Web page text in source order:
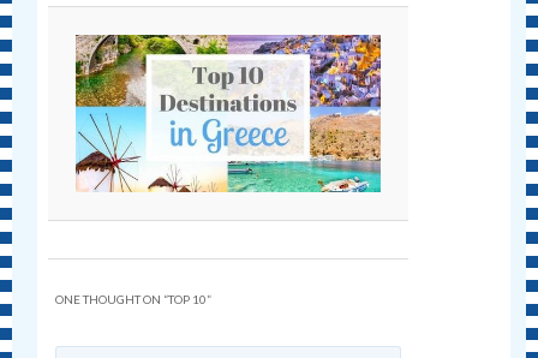
ONE THOUGHT ON “TOP 10”